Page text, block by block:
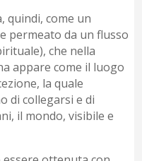
quindi, come un
permeato da un flusso
che nella
appare come il luogo
la quale
di collegarsi e di
il mondo, visibile e